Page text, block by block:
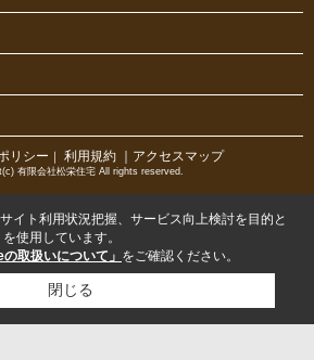
リシー ｜ 利用規約 ｜アクセスマップ
有限会社松栄住宅 All rights reserved.
イト利用状況把握、サービス向上検討を目的と
使用しています。
の取扱いについて」 をご確認ください。
閉じる